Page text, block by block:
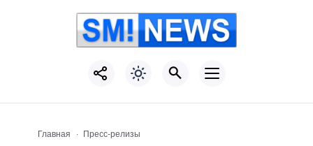
Главная Пресс-релизы